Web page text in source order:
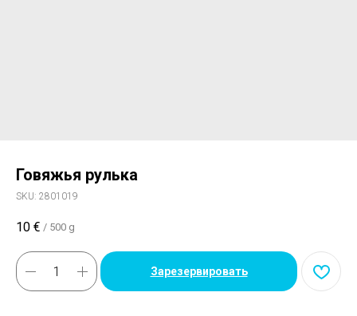
Говяжья рулька
SKU: 2801019
10 € / 500 g
Зарезервировать